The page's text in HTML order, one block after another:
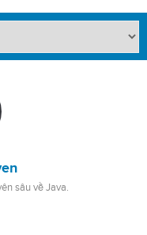
sâu về Java.